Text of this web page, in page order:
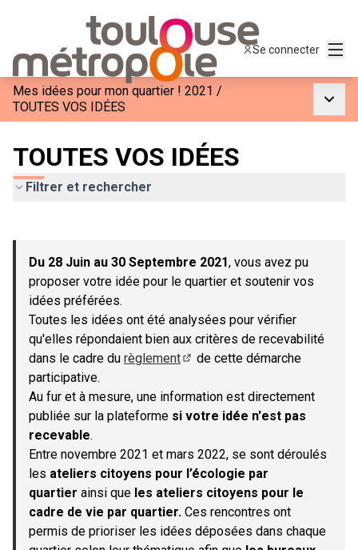
Se connecter
Mes idées pour mon quartier ! 2021 /
TOUTES VOS IDÉES
TOUTES VOS IDÉES
Filtrer et rechercher
−
Du 28 Juin au 30 Septembre 2021, vous avez pu
proposer votre idée pour le quartier et soutenir vos
idées préférées.
Toutes les idées ont été analysées pour vérifier
qu'elles répondaient bien aux critères de recevabilité
dans le cadre du règlement
de cette démarche
participative.
Au fur et à mesure, une information est directement
publiée sur la plateforme si votre idée n'est pas
recevable.
Entre novembre 2021 et mars 2022, se sont déroulés
les ateliers citoyens pour l’écologie par
quartier ainsi que les ateliers citoyens pour le
cadre de vie par quartier. Ces rencontres ont
permis de prioriser les idées déposées dans chaque